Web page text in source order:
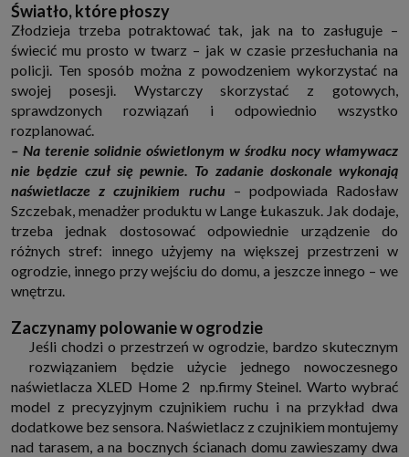
Cookies
Na naszych stronach używamy znaczników internetowych takich jak pliki
np. cookie lub local storage do zbierania i przetwarzania danych
osobowych w celu personalizowania treści i reklam oraz analizowania
ruchu na stronach, aplikacjach i w Internecie. W ten sposób technologię tę
wykorzystują również podmioty z Grupy SAGIER oraz nasi Zaufani
Partnerzy, którzy także chcą dopasowywać reklamy do Twoich preferencji.
Cookies to dane informatyczne zapisywane w plikach i przechowywane na
Twoim urządzeniu końcowym (tj. twój komputer, tablet, smartphone itp.),
stronę z tego urządzenia, podczas gdy odwiedzasz strony w Internecie.
Szczegółową informację na temat plików cookie i ich funkcjonowania
pod tym linkiem
. Pod tym linkiem znajdziesz także informację
o tym jak zmienić ustawienia przeglądarki, aby ograniczyć lub wyłączyć
funkcjonowanie plików cookies itp. oraz jak usunąć takie pliki z Twojego
Twoje uprawnienia
Przysługują Ci następujące uprawnienia wobec Twoich danych i ich
przetwarzania przez nas, inne podmioty z Grupy SAGIER i Zaufanych
Partnerów:
chwili wycofać (cofnięcie zgody oczywiście nie uchyli zgodności z prawem
przetwarzania już dokonanego na jej podstawie);
2. Masz również prawo żądania dostępu do Twoich danych osobowych, ich
przeniesienia danych, wyrażenia sprzeciwu wobec przetwarzania danych
oraz prawo do wniesienia skargi do organu nadzorczego, którym w Polsce
jest Prezes Urzędu Ochrony Danych Osobowych.
Pod tym adresem
znajdziesz dodatkowe informacje dotyczące przetwarzania danych i
Twoich uprawnień.
Światło, które płoszy
Złodzieja trzeba potraktować tak, jak na to zasługuje –
świecić mu prosto w twarz – jak w czasie przesłuchania na
policji. Ten sposób można z powodzeniem wykorzystać na
swojej posesji. Wystarczy skorzystać z gotowych,
sprawdzonych rozwiązań i odpowiednio wszystko
rozplanować.
– Na terenie solidnie oświetlonym w środku nocy włamywacz
nie będzie czuł się pewnie. To zadanie doskonale wykonają
naświetlacze z czujnikiem ruchu – podpowiada Radosław
Szczebak, menadżer produktu w Lange Łukaszuk. Jak dodaje,
trzeba jednak dostosować odpowiednie urządzenie do
różnych stref: innego użyjemy na większej przestrzeni w
ogrodzie, innego przy wejściu do domu, a jeszcze innego – we
wnętrzu.
Zaczynamy polowanie w ogrodzie
Jeśli chodzi o przestrzeń w ogrodzie, bardzo skutecznym
rozwiązaniem będzie użycie jednego nowoczesnego
naświetlacza XLED Home 2 np.firmy Steinel. Warto wybrać
model z precyzyjnym czujnikiem ruchu i na przykład dwa
dodatkowe bez sensora. Naświetlacz z czujnikiem montujemy
nad tarasem, a na bocznych ścianach domu zawieszamy dwa